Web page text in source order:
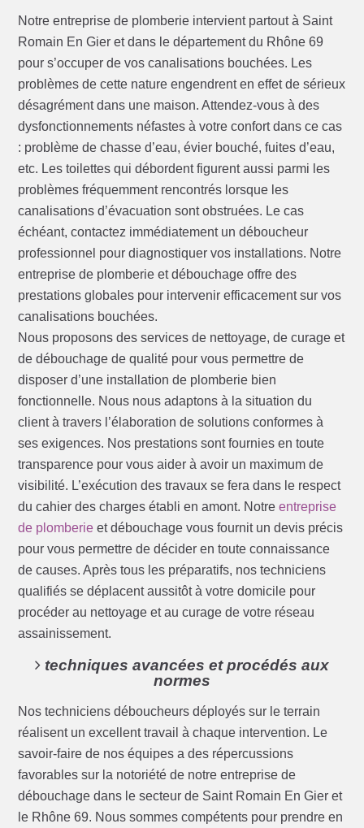
Notre entreprise de plomberie intervient partout à Saint
Romain En Gier et dans le département du Rhône 69
pour s’occuper de vos canalisations bouchées. Les
problèmes de cette nature engendrent en effet de sérieux
désagrément dans une maison. Attendez-vous à des
dysfonctionnements néfastes à votre confort dans ce cas
: problème de chasse d’eau, évier bouché, fuites d’eau,
etc. Les toilettes qui débordent figurent aussi parmi les
problèmes fréquemment rencontrés lorsque les
canalisations d’évacuation sont obstruées. Le cas
échéant, contactez immédiatement un déboucheur
professionnel pour diagnostiquer vos installations. Notre
entreprise de plomberie et débouchage offre des
prestations globales pour intervenir efficacement sur vos
canalisations bouchées.
Nous proposons des services de nettoyage, de curage et
de débouchage de qualité pour vous permettre de
disposer d’une installation de plomberie bien
fonctionnelle. Nous nous adaptons à la situation du
client à travers l’élaboration de solutions conformes à
ses exigences. Nos prestations sont fournies en toute
transparence pour vous aider à avoir un maximum de
visibilité. L’exécution des travaux se fera dans le respect
du cahier des charges établi en amont. Notreentreprise
de plomberie et débouchage vous fournit un devis précis
pour vous permettre de décider en toute connaissance
de causes. Après tous les préparatifs, nos techniciens
qualifiés se déplacent aussitôt à votre domicile pour
procéder au nettoyage et au curage de votre réseau
assainissement.
techniques avancées et procédés aux
normes
Nos techniciens déboucheurs déployés sur le terrain
réalisent un excellent travail à chaque intervention. Le
savoir-faire de nos équipes a des répercussions
favorables sur la notoriété de notre entreprise de
débouchage dans le secteur de Saint Romain En Gier et
le Rhône 69. Nous sommes compétents pour prendre en